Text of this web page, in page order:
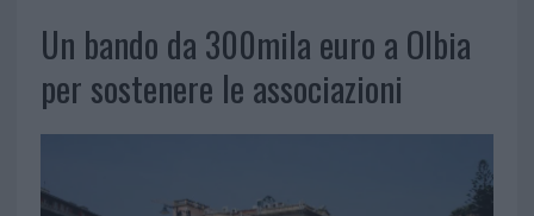
Un bando da 300mila euro a Olbia
per sostenere le associazioni